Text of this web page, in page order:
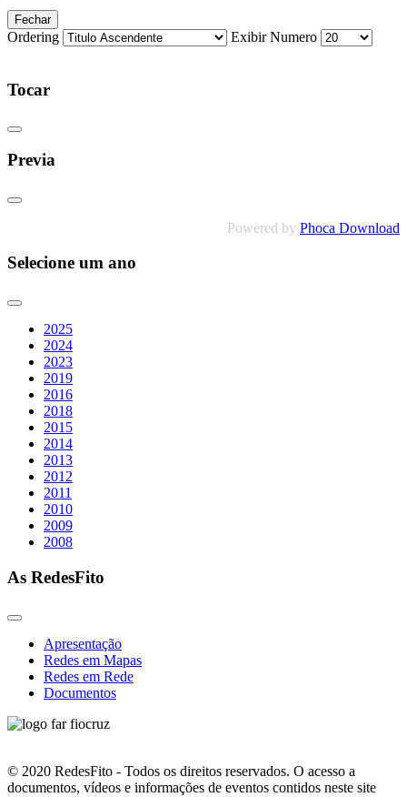
Fechar
Ordering Exibir Numero
Tocar
Previa
Powered by Phoca Download
Selecione um ano
2025
2024
2023
2019
2016
2018
2015
2014
2013
2012
2011
2010
2009
2008
As RedesFito
Apresentação
Redes em Mapas
Redes em Rede
Documentos
© 2020 RedesFito - Todos os direitos reservados. O acesso a
documentos, vídeos e informações de eventos contidos neste site